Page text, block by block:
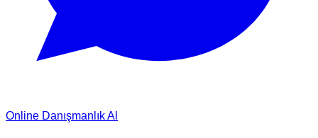
Online Danışmanlık Al